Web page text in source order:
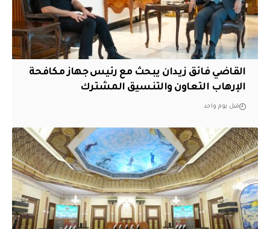
القاضي فائق زيدان يبحث مع رئيس جهاز مكافحة
الإرهاب التعاون والتنسيق المشترك
قبل يوم واحد